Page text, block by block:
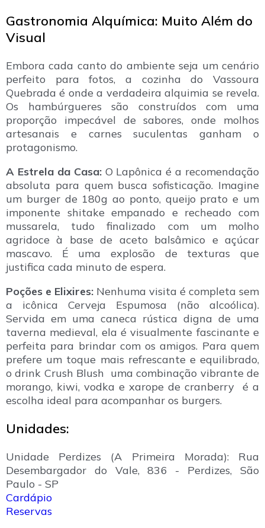
Gastronomia Alquímica: Muito Além do
Visual
Embora cada canto do ambiente seja um cenário
perfeito para fotos, a cozinha do Vassoura
Quebrada é onde a verdadeira alquimia se revela.
Os hambúrgueres são construídos com uma
proporção impecável de sabores, onde molhos
artesanais e carnes suculentas ganham o
protagonismo.
A Estrela da Casa:O Lapônica é a recomendação
absoluta para quem busca sofisticação. Imagine
um burger de 180g ao ponto, queijo prato e um
imponente shitake empanado e recheado com
mussarela, tudo finalizado com um molho
agridoce à base de aceto balsâmico e açúcar
mascavo. É uma explosão de texturas que
justifica cada minuto de espera.
Poções e Elixires: Nenhuma visita é completa sem
a icônica Cerveja Espumosa (não alcoólica).
Servida em uma caneca rústica digna de uma
taverna medieval, ela é visualmente fascinante e
perfeita para brindar com os amigos. Para quem
prefere um toque mais refrescante e equilibrado,
o drink Crush Blush uma combinação vibrante de
morango, kiwi, vodka e xarope de cranberry é a
escolha ideal para acompanhar os burgers.
Unidades:
Unidade Perdizes (A Primeira Morada): Rua
Desembargador do Vale, 836 - Perdizes, São
Paulo - SP
Cardápio
Reservas